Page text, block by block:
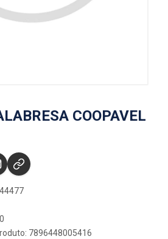
COOPAVEL
7896448005416